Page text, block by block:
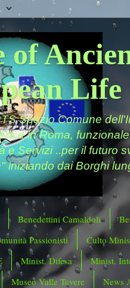
of
Life
Spazio Comune
in Roma,
e Servizi ..per il futuro
iniziando dai Borghi
Benedettini Camaldoli
Passionisti Culto
Minist. Difesa Minist.
Museo Valle Tevere News